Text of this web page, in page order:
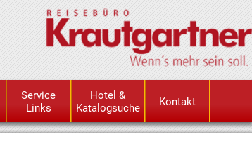
Service
Links
Hotel &
Katalogsuche
Kontakt